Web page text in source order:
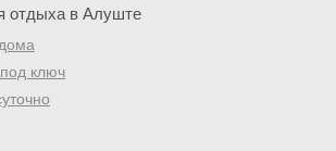
отдыха в Алуште
ключ